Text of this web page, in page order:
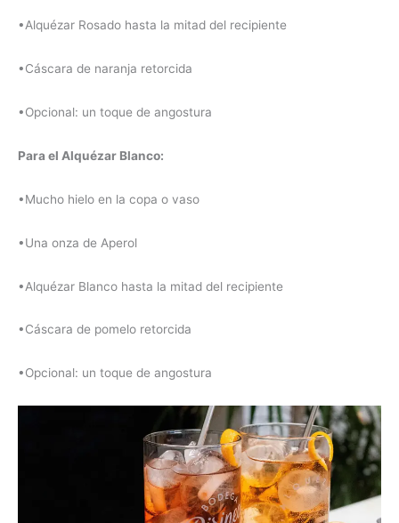
•Alquézar Rosado hasta la mitad del recipiente
•Cáscara de naranja retorcida
•Opcional: un toque de angostura
Para el Alquézar Blanco:
•Mucho hielo en la copa o vaso
•Una onza de Aperol
•Alquézar Blanco hasta la mitad del recipiente
•Cáscara de pomelo retorcida
•Opcional: un toque de angostura